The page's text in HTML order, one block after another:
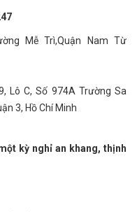
Mễ Trì,Quận Nam Từ
Lô C, Số 974A Trường Sa
3, Hồ Chí Minh
kỳ nghỉ an khang, thịnh